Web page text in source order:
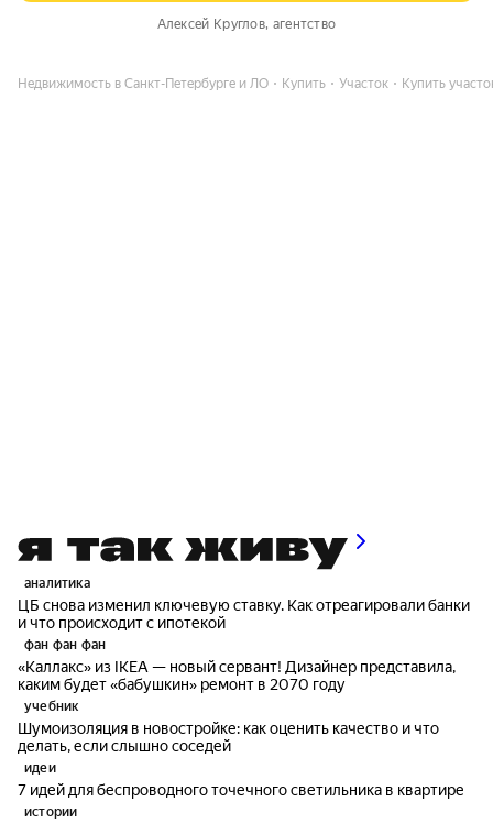
Алексей Круглов, агентство
Недвижимость в Санкт-Петербурге и ЛО Купить Участок Купить
аналитика
ЦБ снова изменил ключевую ставку. Как отреагировали банки
и что происходит с ипотекой
фан фан фан
«Каллакс» из IKEA — новый сервант! Дизайнер представила,
каким будет «бабушкин» ремонт в 2070 году
учебник
Шумоизоляция в новостройке: как оценить качество и что
делать, если слышно соседей
идеи
7 идей для беспроводного точечного светильника в квартире
истории